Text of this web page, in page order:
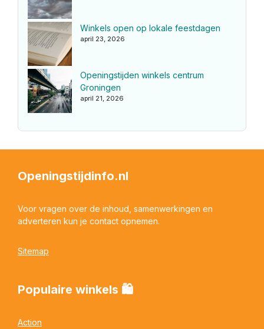
Winkels open op lokale feestdagen
april 23, 2026
Openingstijden winkels centrum
Groningen
april 21, 2026
Openingstijdinfo.nl
Voor vragen over de inhoud, samenwerkingen en
adverteren kun je contact opnemen.
Sitemap
Populaire winkels 🛍
Action